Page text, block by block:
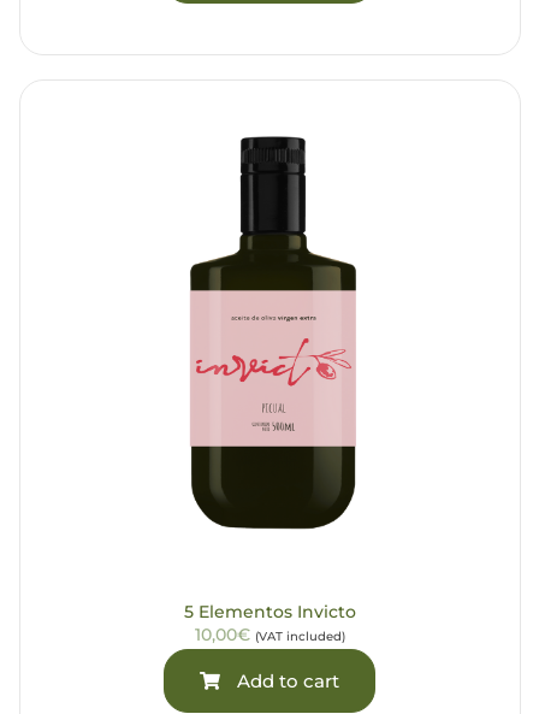
5 Elementos Invicto
10,00€ (VAT included)
Add to cart